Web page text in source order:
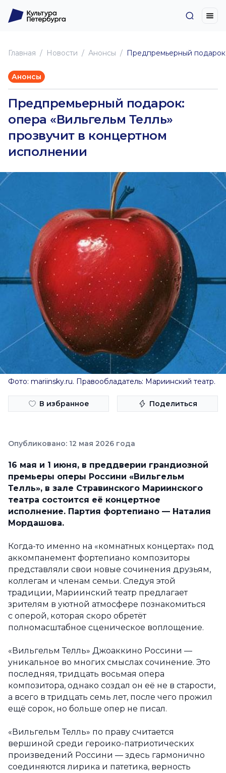
Главная Новоcти Анонсы Предпремьерный
Анонсы
Предпремьерный подарок:
опера «Вильгельм Телль»
прозвучит в концертном
исполнении
Фото: mariinsky.ru. Правообладатель: Мариинский театр.
В избранное Поделиться
Опубликовано: 12 мая 2026 года
16 мая и 1 июня, в преддверии грандиозной
премьеры оперы Россини «Вильгельм
Телль», в зале Стравинского Мариинского
театра состоится её концертное
исполнение. Партия фортепиано — Наталия
Мордашова.
Когда-то именно на «комнатных концертах» под
аккомпанемент фортепиано композиторы
представляли свои новые сочинения друзьям,
коллегам и членам семьи. Следуя этой
традиции, Мариинский театр предлагает
зрителям в уютной атмосфере познакомиться
с оперой, которая скоро обретёт
полномасштабное сценическое воплощение.
«Вильгельм Телль» Джоаккино Россини —
уникальное во многих смыслах сочинение. Это
последняя, тридцать восьмая опера
композитора, однако создал он её не в старости,
а всего в тридцать семь лет, после чего прожил
ещё сорок, но больше опер не писал.
«Вильгельм Телль» по праву считается
вершиной среди героико-патриотических
произведений Россини — здесь гармонично
соединяются лирика и патетика, верность